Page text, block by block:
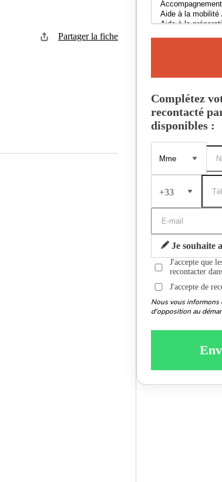
Partager la fiche
Complétez
recontacté
disponibles :
+33
Je souhaite
J'accepte que
recontacter
J'accepte de
Nous vous informons
d'opposition au